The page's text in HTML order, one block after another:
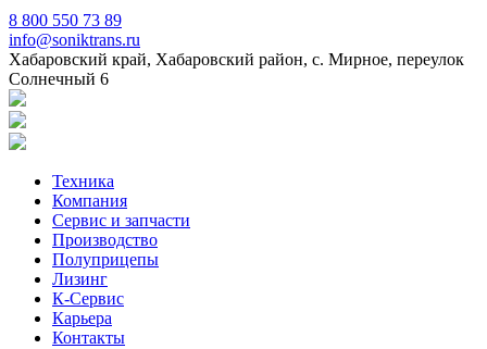
8 800 550 73 89
info@soniktrans.ru
Хабаровский край, Хабаровский район, с. Мирное, переулок
Солнечный 6
Техника
Компания
Сервис и запчасти
Производство
Полуприцепы
Лизинг
К-Сервис
Карьера
Контакты